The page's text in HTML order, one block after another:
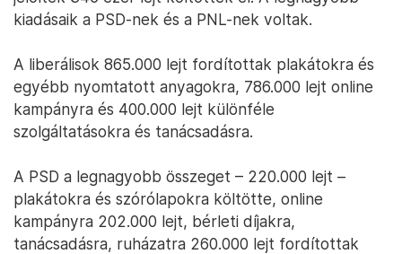
kiadásaik a PSD-nek és a PNL-nek voltak.
A liberálisok 865.000 lejt fordítottak plakátokra és
egyébb nyomtatott anyagokra, 786.000 lejt online
kampányra és 400.000 lejt különféle
szolgáltatásokra és tanácsadásra.
A PSD a legnagyobb összeget – 220.000 lejt –
plakátokra és szórólapokra költötte, online
kampányra 202.000 lejt, bérleti díjakra,
tanácsadásra, ruházatra 260.000 lejt fordítottak